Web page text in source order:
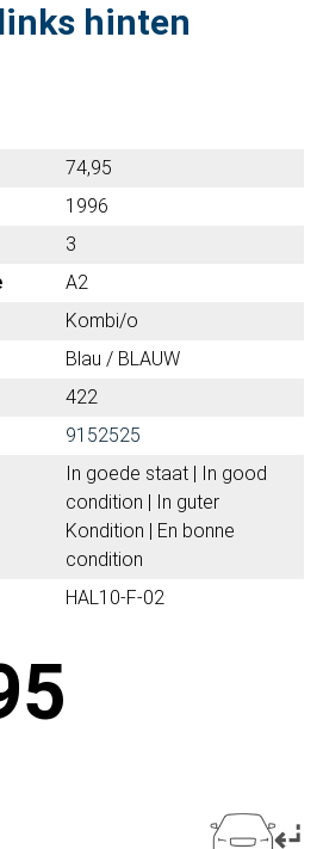
hinten
74,95
1996
3
A2
Kombi/o
Blau / BLAUW
422
9152525
In goede staat | In good
condition | In guter
Kondition | En bonne
condition
HAL10-F-02